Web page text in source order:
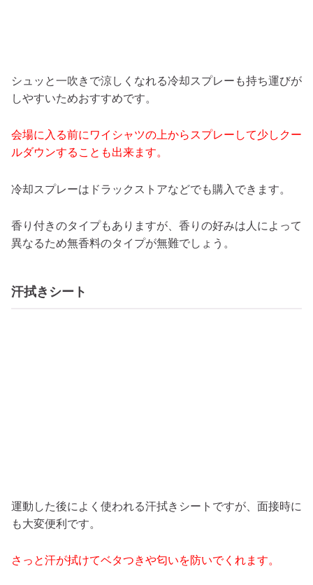
シュッと一吹きで涼しくなれる冷却スプレーも持ち運びが
しやすいためおすすめです。
会場に入る前にワイシャツの上からスプレーして少しクー
ルダウンすることも出来ます。
冷却スプレーはドラックストアなどでも購入できます。
香り付きのタイプもありますが、香りの好みは人によって
異なるため無香料のタイプが無難でしょう。
汗拭きシート
運動した後によく使われる汗拭きシートですが、面接時に
も大変便利です。
さっと汗が拭けてベタつきや匂いを防いでくれます。